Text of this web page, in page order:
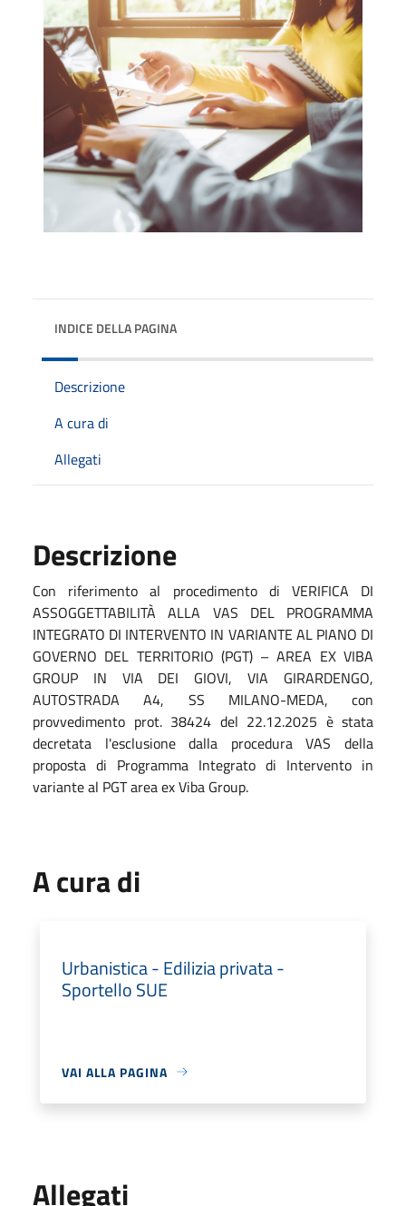
INDICE DELLA PAGINA
Descrizione
A cura di
Allegati
Descrizione
Con riferimento al procedimento di VERIFICA DI
ASSOGGETTABILITÀ ALLA VAS DEL PROGRAMMA
INTEGRATO DI INTERVENTO IN VARIANTE AL PIANO DI
GOVERNO DEL TERRITORIO (PGT) – AREA EX VIBA
GROUP IN VIA DEI GIOVI, VIA GIRARDENGO,
AUTOSTRADA A4, SS MILANO-MEDA, con
provvedimento prot. 38424 del 22.12.2025 è stata
decretata l'esclusione dalla procedura VAS della
proposta di Programma Integrato di Intervento in
variante al PGT area ex Viba Group.
A cura di
Urbanistica - Edilizia privata -
Sportello SUE
VAI ALLA PAGINA
Allegati